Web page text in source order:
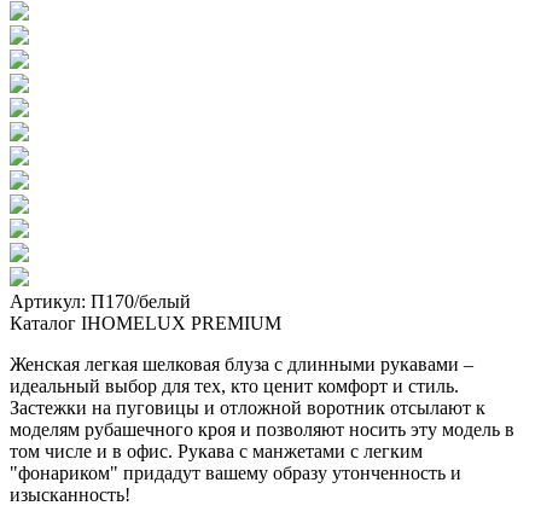
Артикул: П170/белый
Каталог IHOMELUX PREMIUM
Женская легкая шелковая блуза с длинными рукавами –
идеальный выбор для тех, кто ценит комфорт и стиль.
Застежки на пуговицы и отложной воротник отсылают к
моделям рубашечного кроя и позволяют носить эту модель в
том числе и в офис. Рукава с манжетами с легким
"фонариком" придадут вашему образу утонченность и
изысканность!